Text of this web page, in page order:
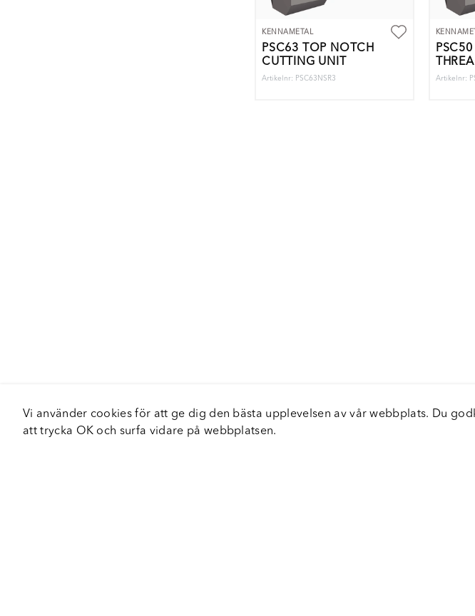
KENNAMETAL
PSC63 TOP NOTCH
CUTTING UNIT
Artikelnr: PSC63NSR3 Artikelnr:
Vi använder cookies för att ge dig den bästa upplevelsen av vår webbplats. Du
att trycka OK och surfa vidare på webbplatsen.